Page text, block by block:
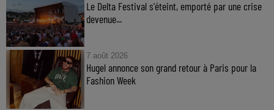
Le Delta Festival s'éteint, emporté par une crise
devenue...
7 août 2026
Hugel annonce son grand retour à Paris pour la
Fashion Week